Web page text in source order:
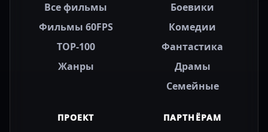
Все фильмы
Фильмы 60FPS
TOP-100
Жанры
Боевики
Комедии
Фантастика
Драмы
Семейные
ПРОЕКТ ПАРТНЁРАМ